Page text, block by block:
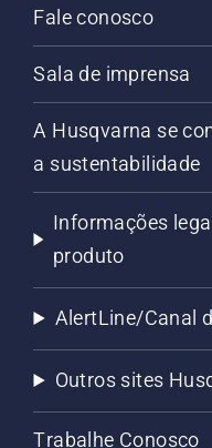
Fale conosco
Sala de imprensa
A Husqvarna se
a sustentabilidade
Informações
produto
AlertLine/Canal
Outros sites
Trabalhe Conosco